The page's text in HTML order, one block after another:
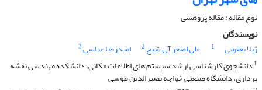
نوع مقاله : مقاله پژوهشی
نویسندگان
ژیلا یعقوبی
1 علی اصغر آل شیخ 2 امیدرضا عباسی3
1 دانشجوی کارشناسی ارشد سیستم های اطلاعات مکانی، دانشکده مهندسی نقشه
برداری، دانشگاه صنعتی خواجه نصیرالدین طوسی